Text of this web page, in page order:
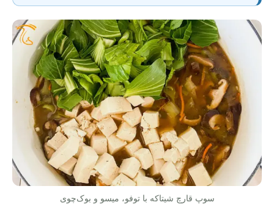
سوپ قارچ شیتاکه با توفو، میسو و بوک‌چوی